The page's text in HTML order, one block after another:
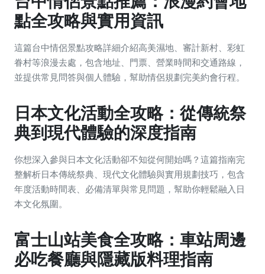
點全攻略與實用資訊
這篇台中情侶景點攻略詳細介紹高美濕地、審計新村、彩虹
眷村等浪漫去處，包含地址、門票、營業時間和交通路線，
並提供常見問答與個人體驗，幫助情侶規劃完美約會行程。
日本文化活動全攻略：從傳統祭
典到現代體驗的深度指南
你想深入參與日本文化活動卻不知從何開始嗎？這篇指南完
整解析日本傳統祭典、現代文化體驗與實用規劃技巧，包含
年度活動時間表、必備清單與常見問題，幫助你輕鬆融入日
本文化氛圍。
富士山站美食全攻略：車站周邊
必吃餐廳與隱藏版料理指南